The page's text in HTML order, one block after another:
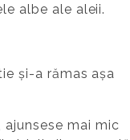
albe ale aleii.
și-a rămas așa
mai mic